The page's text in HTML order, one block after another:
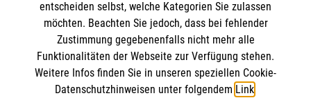
Kontakt
Malteser in Deutschland
Malteserorden
Sharepoint
Spendenkonto
entscheiden selbst, welche Kategorien Sie zulassen
möchten. Beachten Sie jedoch, dass bei fehlender
Zustimmung gegebenenfalls nicht mehr alle
Funktionalitäten der Webseite zur Verfügung stehen.
Weitere Infos finden Sie in unseren speziellen Cookie-
Datenschutzhinweisen unter folgendem Link.